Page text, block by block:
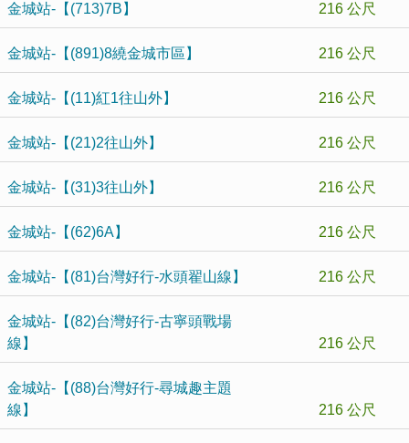
金城站-【(713)7B】 216 公尺
金城站-【(891)8繞金城市區】 216 公尺
金城站-【(11)紅1往山外】 216 公尺
金城站-【(21)2往山外】 216 公尺
金城站-【(31)3往山外】 216 公尺
金城站-【(62)6A】 216 公尺
金城站-【(81)台灣好行-水頭翟山線】 216 公尺
金城站-【(82)台灣好行-古寧頭戰場
線】
216 公尺
金城站-【(88)台灣好行-尋城趣主題
線】
216 公尺